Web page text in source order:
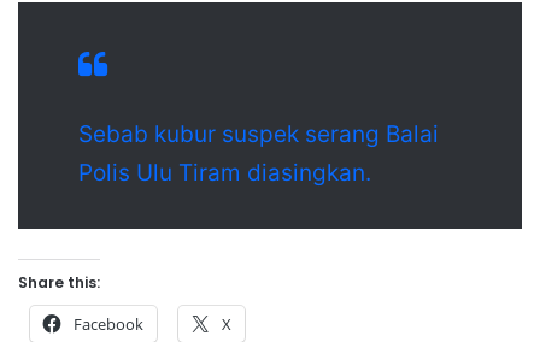
Sebab kubur suspek serang Balai
Polis Ulu Tiram diasingkan.
Share this:
Facebook X